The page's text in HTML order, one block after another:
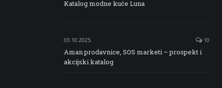
Katalog modne kuće Luna
03.10.2025 10
Aman prodavnice, SOS marketi – prospekt i
akcijski katalog